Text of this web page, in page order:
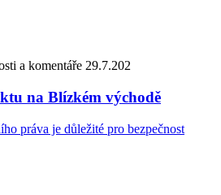
a komentáře 29.7.202
na Blízkém východě